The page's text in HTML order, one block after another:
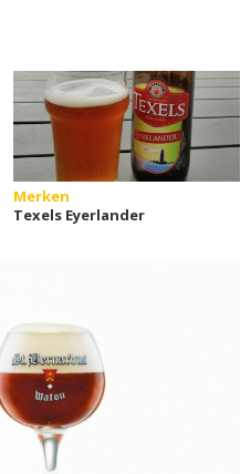
Merken
Texels Eyerlander